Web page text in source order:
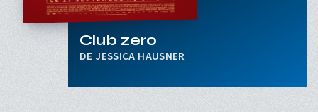
Club zero
JESSICA HAUSNER